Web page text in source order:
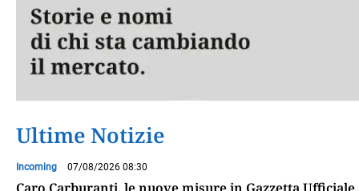
Ultime Notizie
Incoming 07/08/2026 08:30